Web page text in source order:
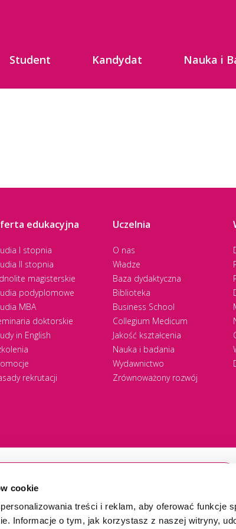
cookie
treści i reklam, aby oferować funkcje
Informacje o tym, jak korzystasz z naszej witryny,
Student Kandydat Nauka i
edukacyjna
I stopnia
II stopnia
magisterskie
podyplomowe
MBA
doktorskie
in English
rekrutacji
Uczelnia
O nas
Władze
Baza dydaktyczna
Biblioteka
Business School
Collegium Medicum
Jakość kształcenia
Nauka i badania
Wydawnictwo
Zrównoważony rozwój